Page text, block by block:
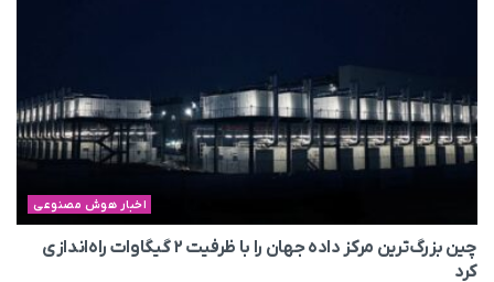
اخبار هوش مصنوعی
چین بزرگ‌ترین مرکز داده جهان را با ظرفیت ۲ گیگاوات راه‌اندازی
کرد